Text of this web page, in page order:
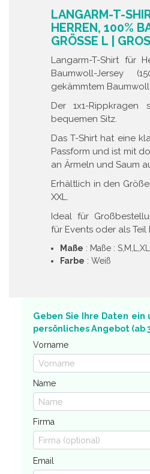
LANGARM-T-
HERREN, 100%
GRÖSSE L |
Langarm-T-Shirt für
Baumwoll-Jersey
gekämmtem
Der 1x1-Rippkragen
bequemen Sitz.
Das T-Shirt hat eine
Passform und ist mit
an Ärmeln und Saum
Erhältlich in den
XXL.
Ideal für
für Events oder als Teil
Maße : Maße :
Farbe : Weiß
Geben Sie Ihre Daten ein
persönliches Angebot (ab
Vorname
Name
Firma
Email